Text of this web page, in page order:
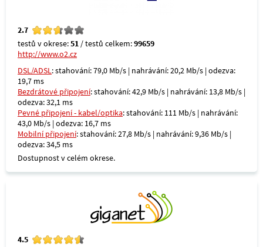
2.7
testů v okrese:51 / testů celkem:99659
http://www.o2.cz
DSL/ADSL: stahování: 79,0 Mb/s | nahrávání: 20,2 Mb/s | odezva:
19,7 ms
Bezdrátové připojení: stahování: 42,9 Mb/s | nahrávání: 13,8 Mb/s |
odezva: 32,1 ms
Pevné připojení - kabel/optika: stahování: 111 Mb/s | nahrávání:
43,0 Mb/s | odezva: 16,7 ms
Mobilní připojení: stahování: 27,8 Mb/s | nahrávání: 9,36 Mb/s |
odezva: 34,5 ms
Dostupnost v celém okrese.
4.5